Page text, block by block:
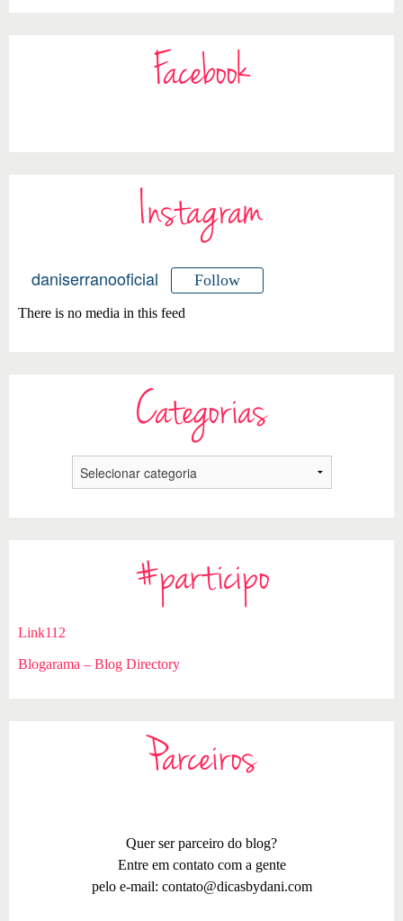
Facebook
Instagram
daniserranooficial Follow
There is no media in this feed
Categorias
#participo
Link112
Blogarama – Blog Directory
Parceiros
Quer ser parceiro do blog?
Entre em contato com a gente
pelo e-mail: contato@dicasbydani.com